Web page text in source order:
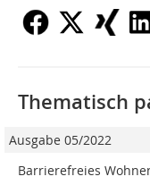
Thematisch
Ausgabe 05/2022
Barrierefreies